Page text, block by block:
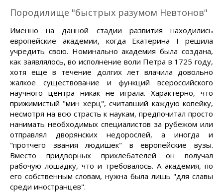
Породилище "быстрых разумом Невтонов"
Именно на данной стадии развития находились
европейские академии, когда Екатерина I решила
учредить свою. Номинально академия была создана,
как заявлялось, во исполнение воли Петра в 1725 году,
хотя еще в течение долгих лет влачила довольно
жалкое существование и функций всероссийского
научного центра никак не играла. Характерно, что
прижимистый "мин херц", считавший каждую копейку,
несмотря на всю страсть к наукам, предпочитал просто
нанимать необходимых специалистов за рубежом или
отправлял дворянских недорослей, а иногда и
"протчего звания людишек" в европейские вузы.
Вместо придворных прихлебателей он получал
рабочую лошадку, что и требовалось. А академия, по
его собственным словам, нужна была лишь "для славы
среди иностранцев".